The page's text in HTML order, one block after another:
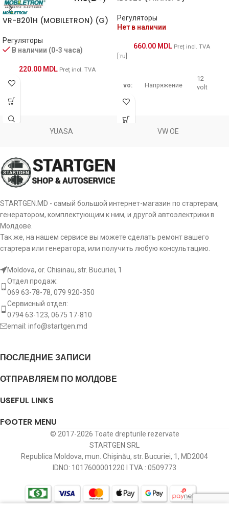
VR-B201H (MOBILETRON) (G)
Регуляторы
В наличии (0-3 часа)
220.00 MDL Preț incl. TVA
Регуляторы
Нет в наличии
660.00 MDL Preț incl. TVA
[:ru]
vo: Напряжение
12
volt
sv:
напряжение
ps:
Тип питания
Stator
ct:
Тип
размыкания
A-Circuit
YUASA VW OE
STARTGEN.MD - самый большой интернет-магазин по стартерам,
генератором, комплектующим к ним, и другой автоэлектрики в
Молдове.
Так же, на нашем сервисе вы можете сделать ремонт вашего
стартера или генератора, или получить любую консультацию.
Moldova, or. Chisinau, str. Bucuriei, 1
Отдел продаж:
069 63-78-78, 079 920-350
Сервисный отдел:
0794 63-123, 0675 17-810
email: info@startgen.md
ПОСЛЕДНИЕ ЗАПИСИ
ОТПРАВЛЯЕМ ПО МОЛДОВЕ
USEFUL LINKS
FOOTER MENU
© 2017-2026 Toate drepturile rezervate
STARTGEN SRL
Republica Moldova, mun. Chișinău, str. Bucuriei, 1, MD2004
IDNO: 1017600001220 I TVA : 0509773